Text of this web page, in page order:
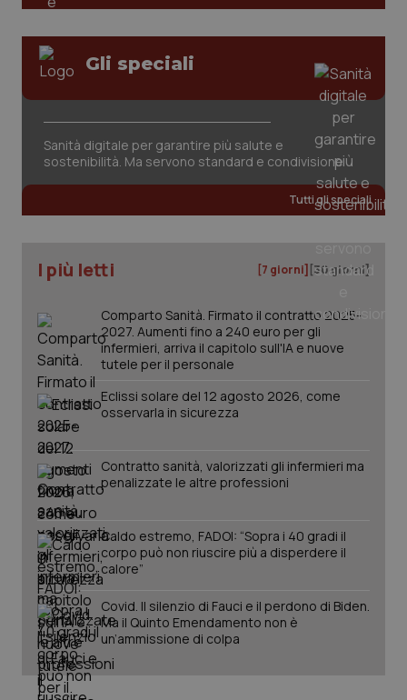
Gli speciali
Sanità digitale per garantire più salute e
sostenibilità. Ma servono standard e condivisione
Tutti gli speciali
I più letti [7 giorni] [30 giorni]
Comparto Sanità. Firmato il contratto 2025-
2027. Aumenti fino a 240 euro per gli
infermieri, arriva il capitolo sull'IA e nuove
tutele per il personale
Eclissi solare del 12 agosto 2026, come
osservarla in sicurezza
Contratto sanità, valorizzati gli infermieri ma
penalizzate le altre professioni
Caldo estremo, FADOI: “Sopra i 40 gradi il
corpo può non riuscire più a disperdere il
calore”
Covid. Il silenzio di Fauci e il perdono di Biden.
Ma il Quinto Emendamento non è
un’ammissione di colpa